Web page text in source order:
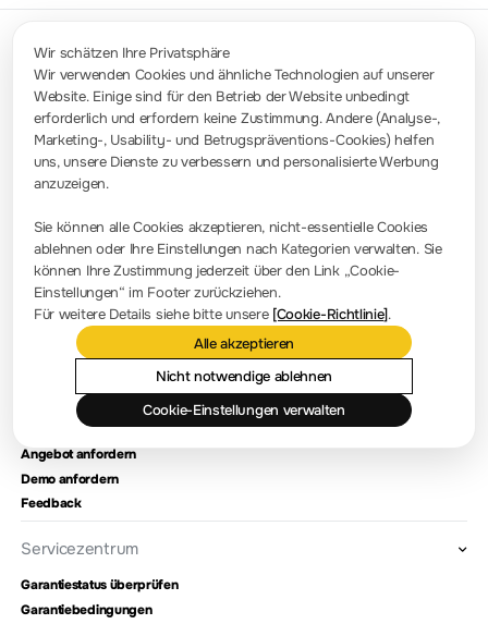
Wir schätzen Ihre Privatsphäre
Wir verwenden Cookies und ähnliche Technologien auf unserer
Website. Einige sind für den Betrieb der Website unbedingt
erforderlich und erfordern keine Zustimmung. Andere (Analyse-,
Marketing-, Usability- und Betrugspräventions-Cookies) helfen
uns, unsere Dienste zu verbessern und personalisierte Werbung
anzuzeigen.
Sie können alle Cookies akzeptieren, nicht-essentielle Cookies
ablehnen oder Ihre Einstellungen nach Kategorien verwalten. Sie
können Ihre Zustimmung jederzeit über den Link „Cookie-
Einstellungen“ im Footer zurückziehen.
Für weitere Details siehe bitte unsere [Cookie-Richtlinie].
Alle akzeptieren
Nicht notwendige ablehnen
Cookie-Einstellungen verwalten
Kontakt
info-europe@rigol.com ; service.eu@rigol.com
+49 (0)8105 - 27292-0
Firmennachrichten
Firmenvorstellung
Standort und Einrichtungen
Händlerabfrage
Kontaktieren Sie uns
Angebot anfordern
Demo anfordern
Feedback
Servicezentrum
Garantiestatus überprüfen
Garantiebedingungen